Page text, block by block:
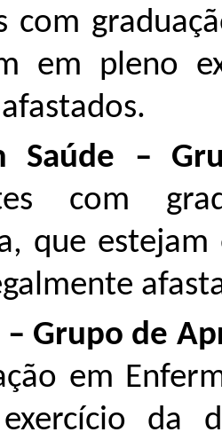
com
em pleno
Saúde –
com
que
– Grupo de
em
da